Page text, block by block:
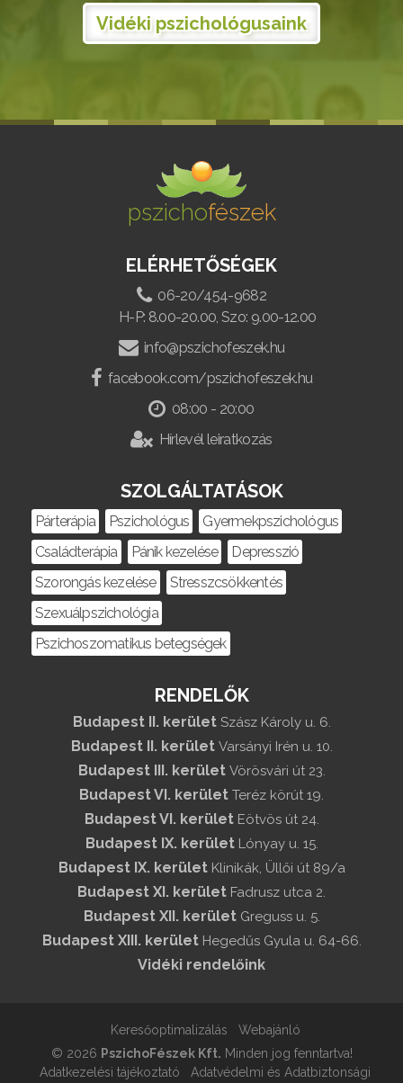
Vidéki pszichológusaink
pszichofészek
ELÉRHETŐSÉGEK
06-20/454-9682
H-P: 8.00-20.00, Szo: 9.00-12.00
info@pszichofeszek.hu
facebook.com/pszichofeszek.hu
08:00 - 20:00
Hírlevél leiratkozás
SZOLGÁLTATÁSOK
Párterápia Pszichológus
Gyermekpszichológus
Családterápia
Pánik kezelése
Depresszió
Szorongás kezelése
Stresszcsökkentés
Szexuálpszichológia
Pszichoszomatikus betegségek
RENDELŐK
Budapest II. kerület Szász Károly u. 6.
Budapest II. kerület Varsányi Irén u. 10.
Budapest III. kerület Vörösvári út 23.
Budapest VI. kerület Teréz körút 19.
Budapest VI. kerület Eötvös út 24.
Budapest IX. kerület Lónyay u. 15.
Budapest IX. kerület Klinikák, Üllői út 89/a
Budapest XI. kerület Fadrusz utca 2.
Budapest XII. kerület Greguss u. 5.
Budapest XIII. kerület Hegedűs Gyula u. 64-66.
Vidéki rendelőink
Keresőoptimalizálás
Webajánló
© 2026 PszichoFészek Kft. Minden jog fenntartva!
Adatkezelési tájékoztató
Adatvédelmi és Adatbiztonsági